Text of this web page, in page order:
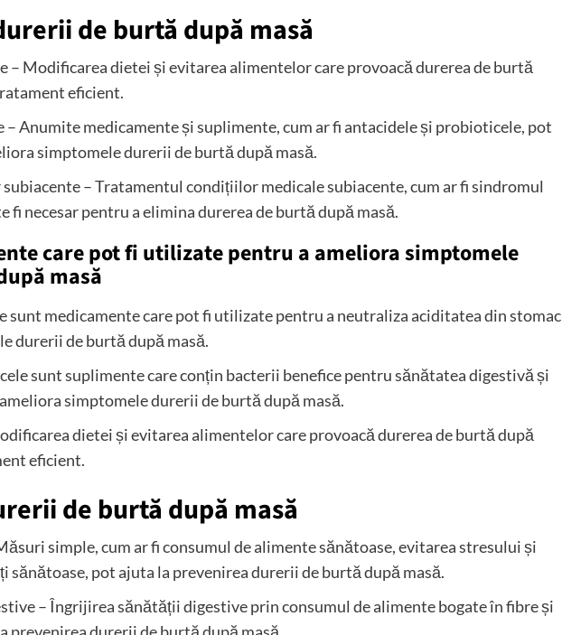
de burtă după masă
– Modificarea dietei și evitarea alimentelor care provoacă durerea de burtă
eficient.
Anumite medicamente și suplimente, cum ar fi antacidele și probioticele, pot
simptomele durerii de burtă după masă.
– Tratamentul condițiilor medicale subiacente, cum ar fi sindromul
necesar pentru a elimina durerea de burtă după masă.
care pot fi utilizate pentru a ameliora simptomele
masă
sunt medicamente care pot fi utilizate pentru a neutraliza aciditatea din stomac
durerii de burtă după masă.
sunt suplimente care conțin bacterii benefice pentru sănătatea digestivă și
simptomele durerii de burtă după masă.
dietei și evitarea alimentelor care provoacă durerea de burtă după
eficient.
de burtă după masă
simple, cum ar fi consumul de alimente sănătoase, evitarea stresului și
sănătoase, pot ajuta la prevenirea durerii de burtă după masă.
– Îngrijirea sănătății digestive prin consumul de alimente bogate în fibre și